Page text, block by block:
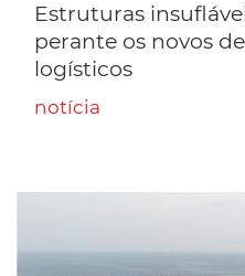
Estruturas
perante os novos
logísticos
notícia